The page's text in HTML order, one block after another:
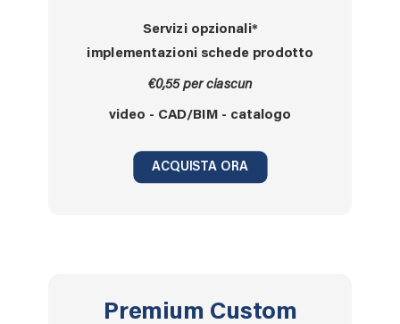
Servizi opzionali*
implementazioni schede prodotto
€0,55 per ciascun
video - CAD/BIM - catalogo
ACQUISTA ORA
Premium Custom